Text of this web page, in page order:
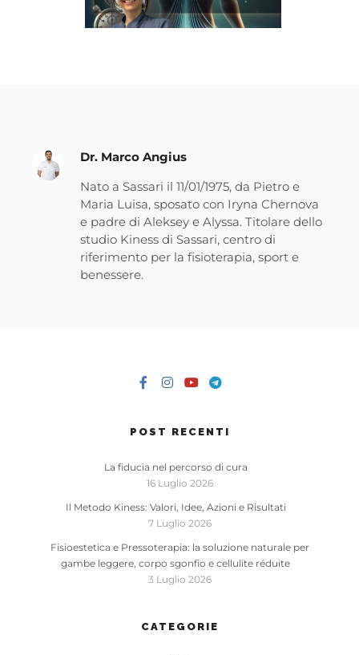
Dr. Marco Angius
Nato a Sassari il 11/01/1975, da Pietro e
Maria Luisa, sposato con Iryna Chernova
e padre di Aleksey e Alyssa. Titolare dello
studio Kiness di Sassari, centro di
riferimento per la fisioterapia, sport e
benessere.
POST RECENTI
La fiducia nel percorso di cura
16 Luglio 2026
Il Metodo Kiness: Valori, Idee, Azioni e Risultati
7 Luglio 2026
Fisioestetica e Pressoterapia: la soluzione naturale per
gambe leggere, corpo sgonfio e cellulite réduite
3 Luglio 2026
CATEGORIE